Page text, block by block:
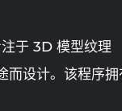
于 3D 模型纹理
设计。该程序拥